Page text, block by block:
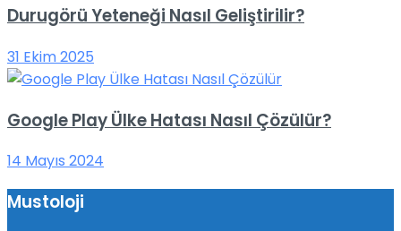
Durugörü Yeteneği Nasıl Geliştirilir?
31 Ekim 2025
Google Play Ülke Hatası Nasıl Çözülür?
14 Mayıs 2024
Mustoloji